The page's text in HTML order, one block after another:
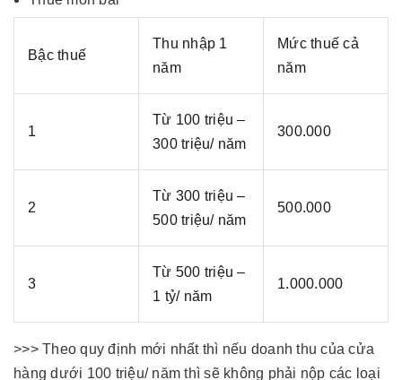
Bậc thuế
Thu nhập 1
năm
Mức thuế cả
năm
1
Từ 100 triệu –
300 triệu/ năm
300.000
2
Từ 300 triệu –
500 triệu/ năm
500.000
3
Từ 500 triệu –
1 tỷ/ năm
1.000.000
>>> Theo quy định mới nhất thì nếu doanh thu của cửa
hàng dưới 100 triệu/ năm thì sẽ không phải nộp các loại